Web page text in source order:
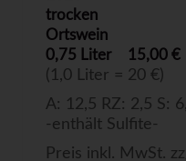
trocken
Ortswein
0,75 Liter
15,00 €
(1,0 Liter = 20 €)
A: 12,5 RZ: 2,5 S:
-enthält Sulfite-
Preis inkl. MwSt.